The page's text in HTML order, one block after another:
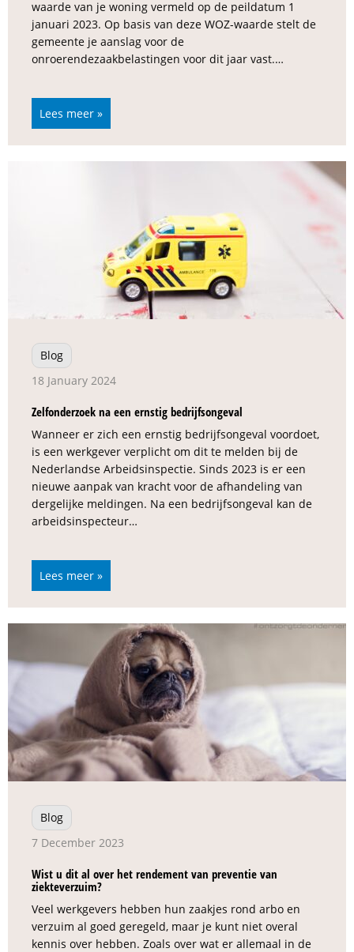
waarde van je woning vermeld op de peildatum 1
januari 2023. Op basis van deze WOZ-waarde stelt de
gemeente je aanslag voor de
onroerendezaakbelastingen voor dit jaar vast.…
Lees meer »
Blog
18 January 2024
Zelfonderzoek na een ernstig bedrijfsongeval
Wanneer er zich een ernstig bedrijfsongeval voordoet,
is een werkgever verplicht om dit te melden bij de
Nederlandse Arbeidsinspectie. Sinds 2023 is er een
nieuwe aanpak van kracht voor de afhandeling van
dergelijke meldingen. Na een bedrijfsongeval kan de
arbeidsinspecteur…
Lees meer »
Blog
7 December 2023
Wist u dit al over het rendement van preventie van
ziekteverzuim?
Veel werkgevers hebben hun zaakjes rond arbo en
verzuim al goed geregeld, maar je kunt niet overal
kennis over hebben. Zoals over wat er allemaal in de